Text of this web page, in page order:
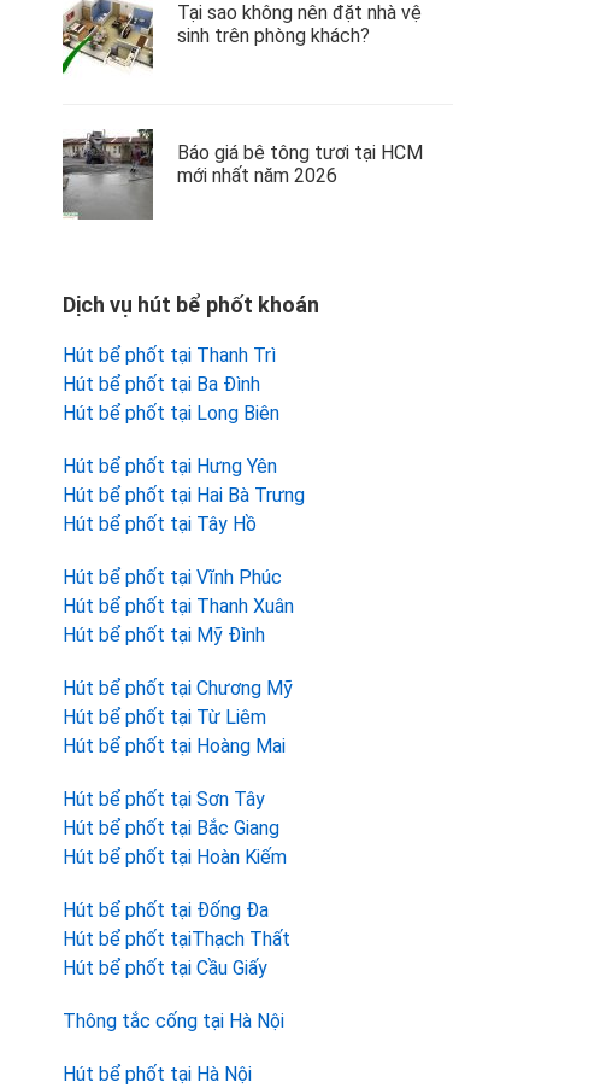
Tại sao không nên đặt nhà vệ
sinh trên phòng khách?
Báo giá bê tông tươi tại HCM
mới nhất năm 2026
Dịch vụ hút bể phốt khoán
Hút bể phốt tại Thanh Trì
Hút bể phốt tại Ba Đình
Hút bể phốt tại Long Biên
Hút bể phốt tại Hưng Yên
Hút bể phốt tại Hai Bà Trưng
Hút bể phốt tại Tây Hồ
Hút bể phốt tại Vĩnh Phúc
Hút bể phốt tại Thanh Xuân
Hút bể phốt tại Mỹ Đình
Hút bể phốt tại Chương Mỹ
Hút bể phốt tại Từ Liêm
Hút bể phốt tại Hoàng Mai
Hút bể phốt tại Sơn Tây
Hút bể phốt tại Bắc Giang
Hút bể phốt tại Hoàn Kiếm
Hút bể phốt tại Đống Đa
Hút bể phốt tạiThạch Thất
Hút bể phốt tại Cầu Giấy
Thông tắc cống tại Hà Nội
Hút bể phốt tại Hà Nội